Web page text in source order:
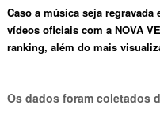
Caso a música seja
vídeos oficiais com a NOVA
ranking, além do mais
Os dados foram coletados